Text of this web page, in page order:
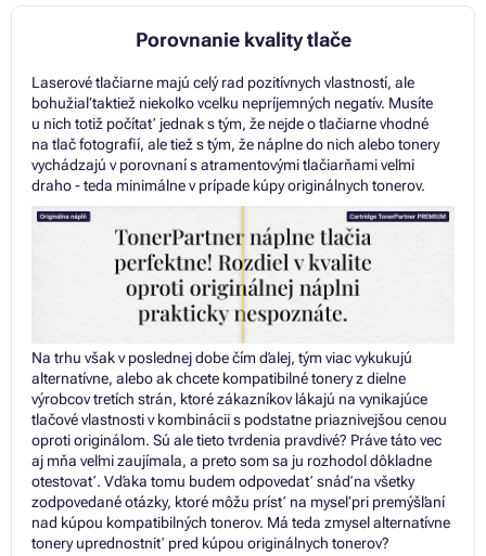
Porovnanie kvality tlače
Laserové tlačiarne majú celý rad pozitívnych vlastností, ale
bohužiaľ taktiež niekoľko vcelku nepríjemných negatív. Musíte
u nich totiž počítať jednak s tým, že nejde o tlačiarne vhodné
na tlač fotografií, ale tiež s tým, že náplne do nich alebo tonery
vychádzajú v porovnaní s atramentovými tlačiarňami veľmi
draho - teda minimálne v prípade kúpy originálnych tonerov.
Na trhu však v poslednej dobe čím ďalej, tým viac vykukujú
alternatívne, alebo ak chcete kompatibilné tonery z dielne
výrobcov tretích strán, ktoré zákazníkov lákajú na vynikajúce
tlačové vlastnosti v kombinácii s podstatne priaznivejšou cenou
oproti originálom. Sú ale tieto tvrdenia pravdivé? Práve táto vec
aj mňa veľmi zaujímala, a preto som sa ju rozhodol dôkladne
otestovať. Vďaka tomu budem odpovedať snáď na všetky
zodpovedané otázky, ktoré môžu prísť na myseľ pri premýšľaní
nad kúpou kompatibilných tonerov. Má teda zmysel alternatívne
tonery uprednostniť pred kúpou originálnych tonerov?